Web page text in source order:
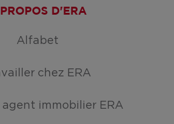
D'ERA
Alfabet
chez ERA
agent immobilier ERA